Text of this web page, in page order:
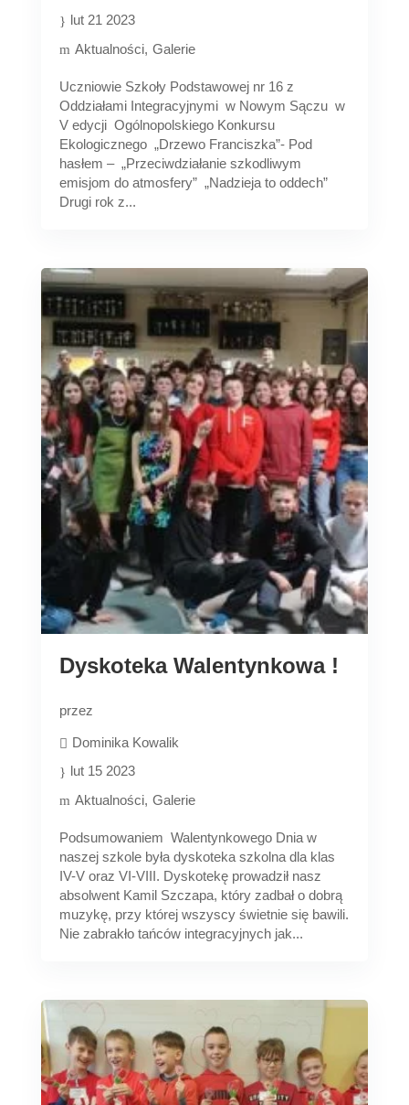
lut 21 2023
Aktualności Galerie
Uczniowie Szkoły Podstawowej nr 16 z
Oddziałami Integracyjnymi w Nowym Sączu w
V edycji Ogólnopolskiego Konkursu
Ekologicznego „Drzewo Franciszka”- Pod
hasłem – „Przeciwdziałanie szkodliwym
emisjom do atmosfery” „Nadzieja to oddech”
Drugi rok z...
Dyskoteka Walentynkowa !
przez
Dominika Kowalik
lut 15 2023
Aktualności Galerie
Podsumowaniem Walentynkowego Dnia w
naszej szkole była dyskoteka szkolna dla klas
IV-V oraz VI-VIII. Dyskotekę prowadził nasz
absolwent Kamil Szczapa, który zadbał o dobrą
muzykę, przy której wszyscy świetnie się bawili.
Nie zabrakło tańców integracyjnych jak...